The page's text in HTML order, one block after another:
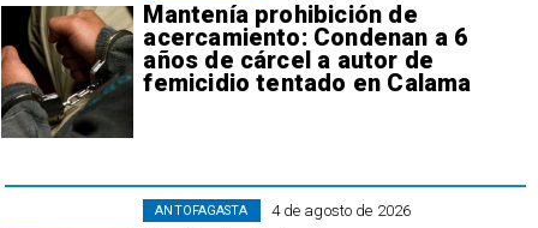
Mantenía prohibición de
acercamiento: Condenan a 6
años de cárcel a autor de
femicidio tentado en Calama
4 de agosto de 2026
ANTOFAGASTA